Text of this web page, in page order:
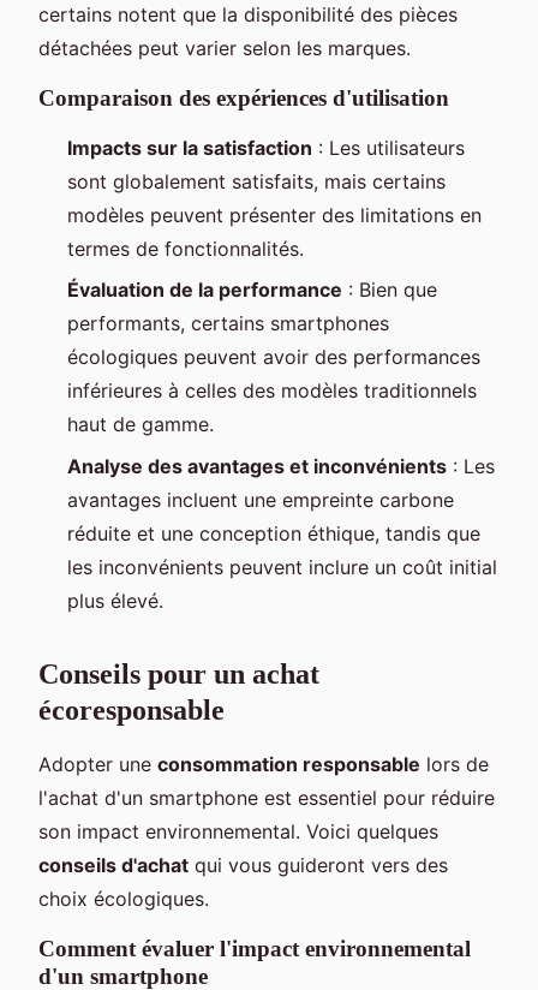
certains notent que la disponibilité des pièces
détachées peut varier selon les marques.
Comparaison des expériences d'utilisation
Impacts sur la satisfaction : Les utilisateurs
sont globalement satisfaits, mais certains
modèles peuvent présenter des limitations en
termes de fonctionnalités.
Évaluation de la performance : Bien que
performants, certains smartphones
écologiques peuvent avoir des performances
inférieures à celles des modèles traditionnels
haut de gamme.
Analyse des avantages et inconvénients : Les
avantages incluent une empreinte carbone
réduite et une conception éthique, tandis que
les inconvénients peuvent inclure un coût initial
plus élevé.
Conseils pour un achat
écoresponsable
Adopter une consommation responsable lors de
l'achat d'un smartphone est essentiel pour réduire
son impact environnemental. Voici quelques
conseils d'achat qui vous guideront vers des
choix écologiques.
Comment évaluer l'impact environnemental
d'un smartphone